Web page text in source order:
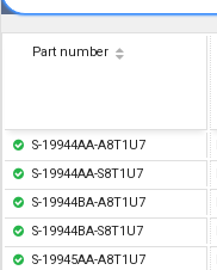
Part number
S-19944AA-A8T1U7
S-19944AA-S8T1U7
S-19944BA-A8T1U7
S-19944BA-S8T1U7
S-19945AA-A8T1U7